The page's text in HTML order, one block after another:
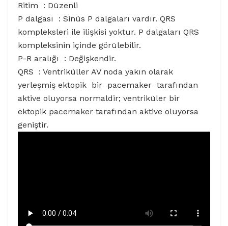
Ritim : Düzenli
P dalgası : Sinüs P dalgaları vardır. QRS
kompleksleri ile ilişkisi yoktur. P dalgaları QRS
kompleksinin içinde görülebilir.
P-R aralığı : Değişkendir.
QRS : Ventriküller AV noda yakın olarak
yerleşmiş ektopik bir pacemaker tarafından
aktive oluyorsa normaldir; ventriküler bir
ektopik pacemaker tarafından aktive oluyorsa
geniştir.